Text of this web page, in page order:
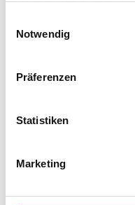
Notwendig
Präferenzen
Statistiken
Marketing
9982 Ålbæk